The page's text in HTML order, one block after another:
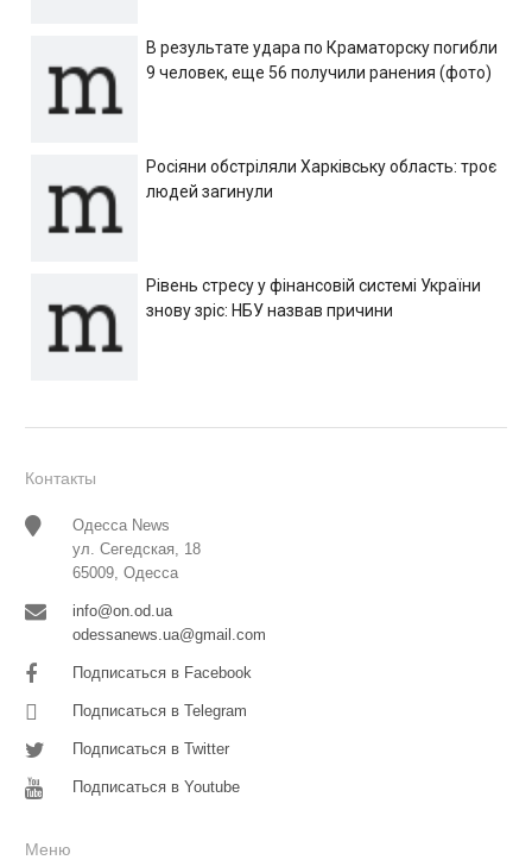
В результате удара по Краматорску погибли
9 человек, еще 56 получили ранения (фото)
Росіяни обстріляли Харківську область: троє
людей загинули
Рівень стресу у фінансовій системі України
знову зріс: НБУ назвав причини
Контакты
Одесса News
ул. Сегедская, 18
65009, Одесса
info@on.od.ua
odessanews.ua@gmail.com
Подписаться в Facebook
Подписаться в Telegram
Подписаться в Twitter
Подписаться в Youtube
Меню